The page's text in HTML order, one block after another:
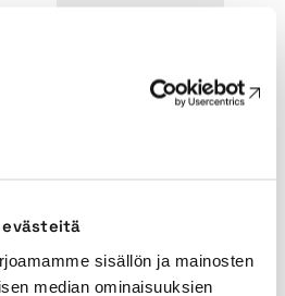
evästeitä
sisällön ja mainosten
median ominaisuuksien
2,76m
Diesel